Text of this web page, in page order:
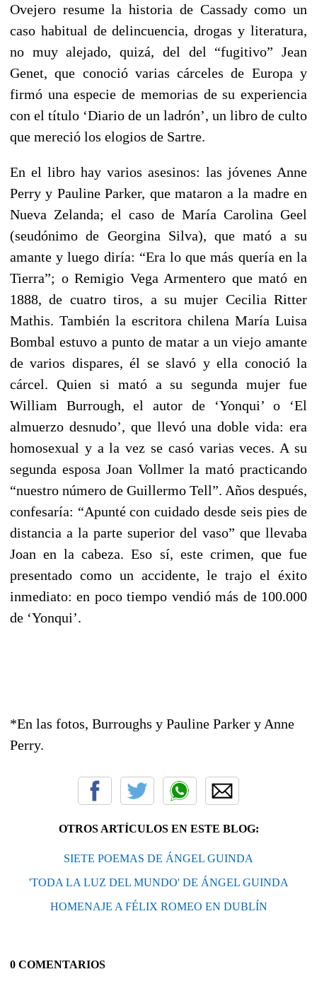
Ovejero resume la historia de Cassady como un
caso habitual de delincuencia, drogas y literatura,
no muy alejado, quizá, del del “fugitivo” Jean
Genet, que conoció varias cárceles de Europa y
firmó una especie de memorias de su experiencia
con el título ‘Diario de un ladrón’, un libro de culto
que mereció los elogios de Sartre.
En el libro hay varios asesinos: las jóvenes Anne
Perry y Pauline Parker, que mataron a la madre en
Nueva Zelanda; el caso de María Carolina Geel
(seudónimo de Georgina Silva), que mató a su
amante y luego diría: “Era lo que más quería en la
Tierra”; o Remigio Vega Armentero que mató en
1888, de cuatro tiros, a su mujer Cecilia Ritter
Mathis. También la escritora chilena María Luisa
Bombal estuvo a punto de matar a un viejo amante
de varios dispares, él se slavó y ella conoció la
cárcel. Quien si mató a su segunda mujer fue
William Burrough, el autor de ‘Yonqui’ o ‘El
almuerzo desnudo’, que llevó una doble vida: era
homosexual y a la vez se casó varias veces. A su
segunda esposa Joan Vollmer la mató practicando
“nuestro número de Guillermo Tell”. Años después,
confesaría: “Apunté con cuidado desde seis pies de
distancia a la parte superior del vaso” que llevaba
Joan en la cabeza. Eso sí, este crimen, que fue
presentado como un accidente, le trajo el éxito
inmediato: en poco tiempo vendió más de 100.000
de ‘Yonqui’.
*En las fotos, Burroughs y Pauline Parker y Anne
Perry.
OTROS ARTÍCULOS EN ESTE BLOG:
SIETE POEMAS DE ÁNGEL GUINDA
'TODA LA LUZ DEL MUNDO' DE ÁNGEL GUINDA
HOMENAJE A FÉLIX ROMEO EN DUBLÍN
0 COMENTARIOS